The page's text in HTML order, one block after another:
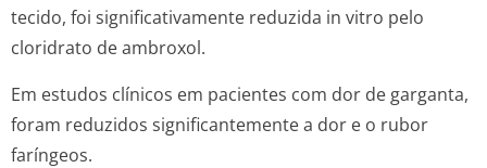
tecido, foi significativamente reduzida in vitro pelo
cloridrato de ambroxol.
Em estudos clínicos em pacientes com dor de garganta,
foram reduzidos significantemente a dor e o rubor
faríngeos.